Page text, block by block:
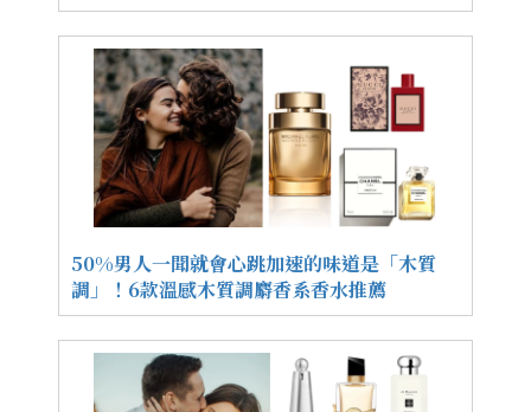
50%男人一聞就會心跳加速的味道是「木質
調」！6款溫感木質調麝香系香水推薦